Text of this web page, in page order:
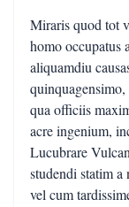
Miraris quod tot
homo occupatus
aliquamdiu
qua officiis
acre ingenium,
Lucubrare
studendi statim a
vel cum